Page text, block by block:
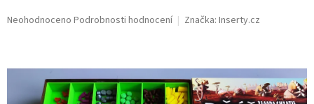
Průměrné
0,0
Neohodnoceno Podrobnosti hodnocení Značka: Inserty.cz